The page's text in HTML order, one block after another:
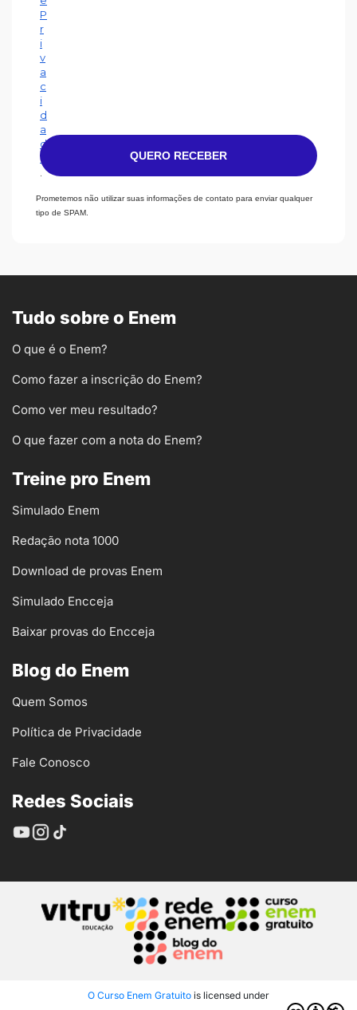
P
r
i
v
a
c
i
d
a
d
e
QUERO RECEBER
Prometemos não utilizar suas informações de contato para enviar qualquer
tipo de SPAM.
Tudo sobre o Enem
O que é o Enem?
Como fazer a inscrição do Enem?
Como ver meu resultado?
O que fazer com a nota do Enem?
Treine pro Enem
Simulado Enem
Redação nota 1000
Download de provas Enem
Simulado Encceja
Baixar provas do Encceja
Blog do Enem
Quem Somos
Política de Privacidade
Fale Conosco
Redes Sociais
O Curso Enem Gratuito is licensed under